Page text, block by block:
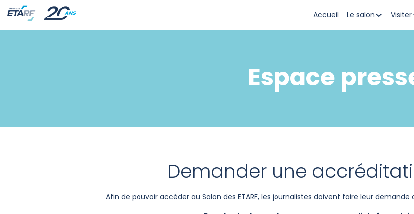
Accueil Le salon Visiter
Espace
Demander une
Afin de pouvoir accéder au Salon des ETARF, les journalistes doivent faire leur